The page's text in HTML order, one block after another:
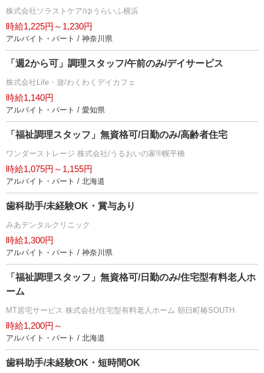
株式会社ソラストケア/ゆうらいふ横浜
時給1,225円～1,230円
アルバイト・パート / 神奈川県
「週2から可」調理スタッフ/午前のみ/デイサービス
株式会社Life・遊/わくわくデイカフェ
時給1,140円
アルバイト・パート / 愛知県
「福祉調理スタッフ」無資格可/日勤のみ/高齢者住宅
ワンダーストレージ 株式会社/うるおいの家®幌平橋
時給1,075円～1,155円
アルバイト・パート / 北海道
歯科助手/未経験OK・賞与あり
みあデンタルクリニック
時給1,300円
アルバイト・パート / 神奈川県
「福祉調理スタッフ」無資格可/日勤のみ/住宅型有料老人ホ
ーム
MT居宅サービス 株式会社/住宅型有料老人ホーム 朝日町椿SOUTH
時給1,200円～
アルバイト・パート / 北海道
歯科助手/未経験OK・短時間OK